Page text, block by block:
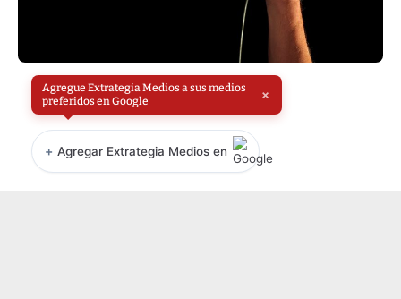
Agregue Extrategia Medios a sus medios
preferidos en Google
×
+ Agregar Extrategia Medios en